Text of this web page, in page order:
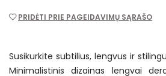
PRIDĖTI PRIE PAGEIDAVIMŲ SĄRAŠO
Susikurkite subtilius, lengvus ir
Minimalistinis dizainas lengvai